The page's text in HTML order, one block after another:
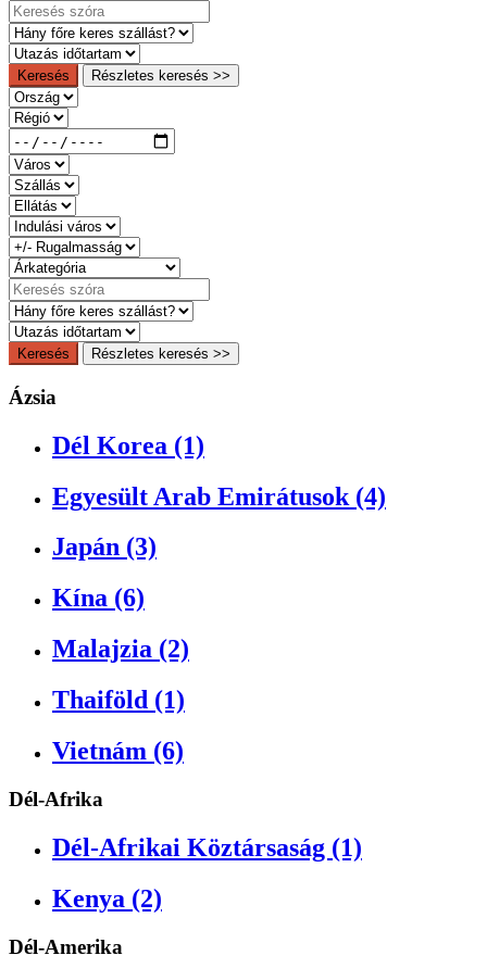
Keresés Részletes keresés >>
Keresés Részletes keresés >>
Ázsia
Dél Korea (1)
Egyesült Arab Emirátusok (4)
Japán (3)
Kína (6)
Malajzia (2)
Thaiföld (1)
Vietnám (6)
Dél-Afrika
Dél-Afrikai Köztársaság (1)
Kenya (2)
Dél-Amerika